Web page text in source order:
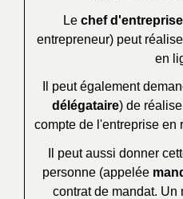
Le chef d'entreprise
entrepreneur) peut
en
Il peut également
délégataire) de
compte de l'entreprise en
Il peut aussi donner
personne (appelée
contrat de mandat. Un